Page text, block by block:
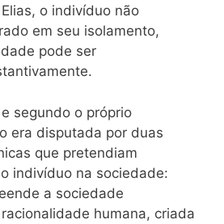
o indivíduo não
em seu isolamento,
pode ser
o próprio
era disputada por duas
que pretendiam
indivíduo na sociedade:
a sociedade
humana, criada